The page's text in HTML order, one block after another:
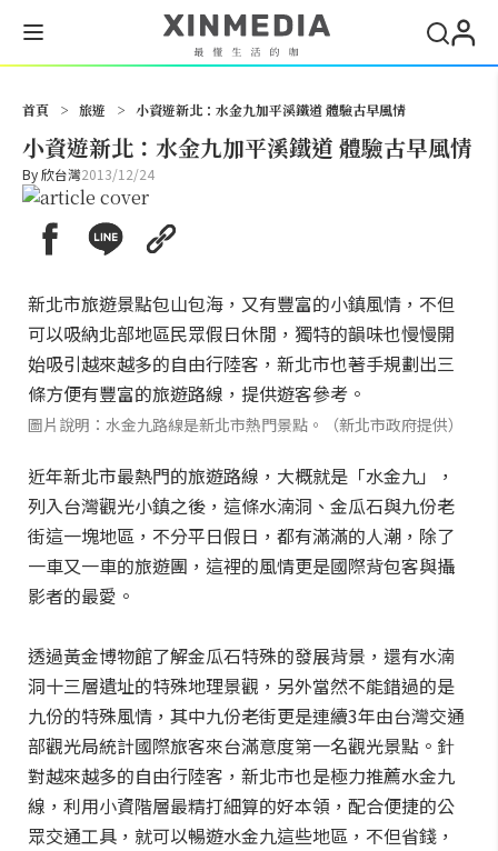
首頁 > 旅遊 > 小資遊新北：水金九加平溪鐵道 體驗古早風情
小資遊新北：水金九加平溪鐵道 體驗古早風情
By欣台灣2013/12/24
新北市旅遊景點包山包海，又有豐富的小鎮風情，不但
可以吸納北部地區民眾假日休閒，獨特的韻味也慢慢開
始吸引越來越多的自由行陸客，新北市也著手規劃出三
條方便有豐富的旅遊路線，提供遊客參考。
圖片說明：水金九路線是新北市熱門景點。（新北市政府提供）
近年新北市最熱門的旅遊路線，大概就是「水金九」，
列入台灣觀光小鎮之後，這條水湳洞、金瓜石與九份老
街這一塊地區，不分平日假日，都有滿滿的人潮，除了
一車又一車的旅遊團，這裡的風情更是國際背包客與攝
影者的最愛。
透過黃金博物館了解金瓜石特殊的發展背景，還有水湳
洞十三層遺址的特殊地理景觀，另外當然不能錯過的是
九份的特殊風情，其中九份老街更是連續3年由台灣交通
部觀光局統計國際旅客來台滿意度第一名觀光景點。針
對越來越多的自由行陸客，新北市也是極力推薦水金九
線，利用小資階層最精打細算的好本領，配合便捷的公
眾交通工具，就可以暢遊水金九這些地區，不但省錢，